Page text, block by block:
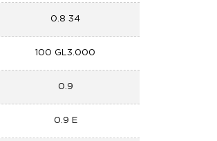
0.8 34
100 GL3.000
0.9
0.9 E